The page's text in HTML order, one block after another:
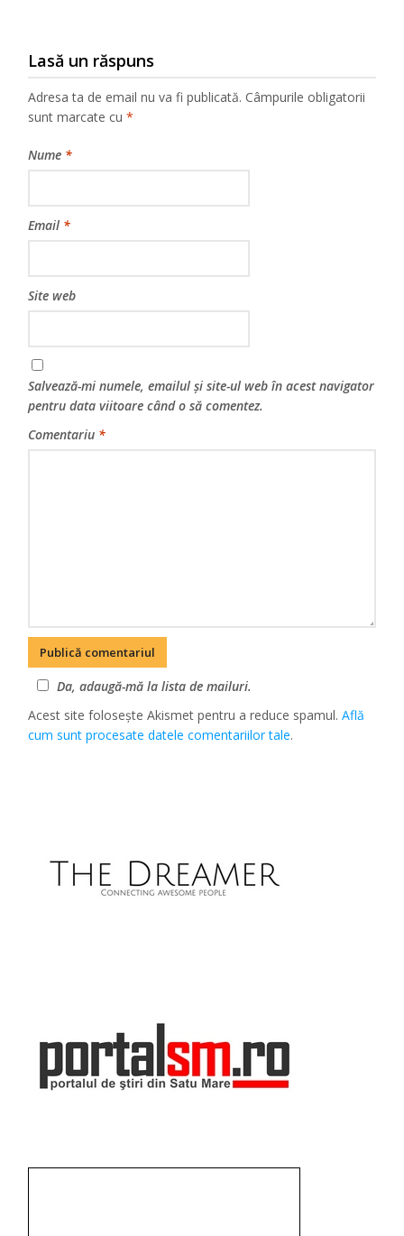
Lasă un răspuns
Adresa ta de email nu va fi publicată. Câmpurile obligatorii
sunt marcate cu*
Nume *
Email *
Site web
Salvează-mi numele, emailul și site-ul web în acest navigator
pentru data viitoare când o să comentez.
Comentariu *
Da, adaugă-mă la lista de mailuri.
Acest site folosește Akismet pentru a reduce spamul.Află
cum sunt procesate datele comentariilor tale.